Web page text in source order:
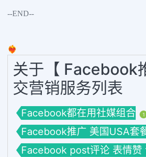
--END--
❤️‍🔥
关于【 Facebook
交营销服务列表
Facebook都在用社媒组合 1
Facebook推广 美国USA套
Facebook post评论 表情赞